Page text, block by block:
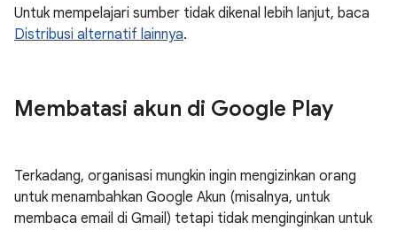
Untuk mempelajari sumber tidak dikenal lebih lanjut, baca
Distribusi alternatif lainnya.
Membatasi akun di Google Play
Terkadang, organisasi mungkin ingin mengizinkan orang
untuk menambahkan Google Akun (misalnya, untuk
membaca email di Gmail) tetapi tidak menginginkan untuk